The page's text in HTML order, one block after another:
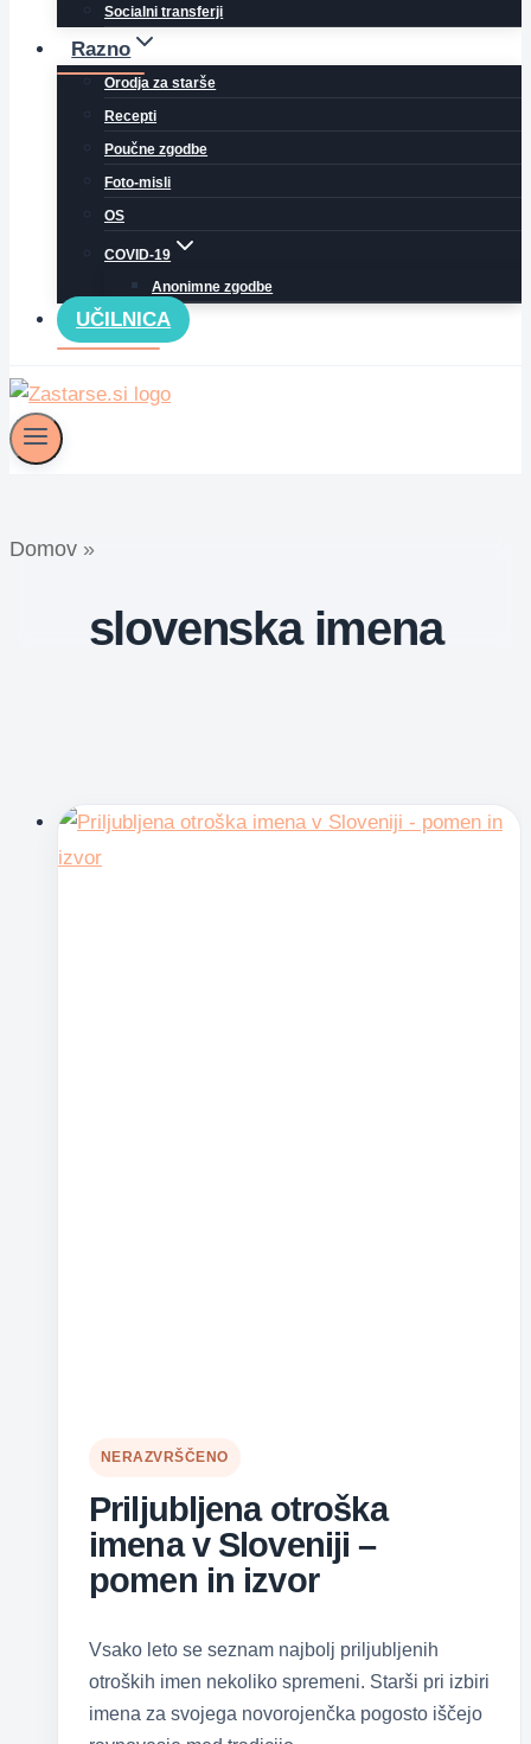
Socialni transferji
Razno
Orodja za starše
Recepti
Poučne zgodbe
Foto-misli
OS
COVID-19
Anonimne zgodbe
UČILNICA
Domov »
slovenska imena
NERAZVRŠČENO
Priljubljena otroška
imena v Sloveniji –
pomen in izvor
Vsako leto se seznam najbolj priljubljenih
otroških imen nekoliko spremeni. Starši pri izbiri
imena za svojega novorojenčka pogosto iščejo